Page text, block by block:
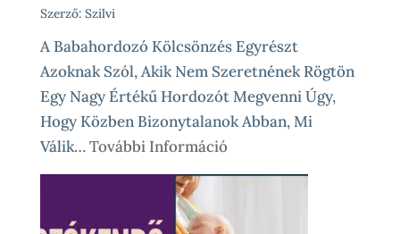
Szerző: Szilvi
A Babahordozó Kölcsönzés Egyrészt
Azoknak Szól, Akik Nem Szeretnének Rögtön
Egy Nagy Értékű Hordozót Megvenni Úgy,
Hogy Közben Bizonytalanok Abban, Mi
Válik…További Információ:
Babahordozó
Avagy